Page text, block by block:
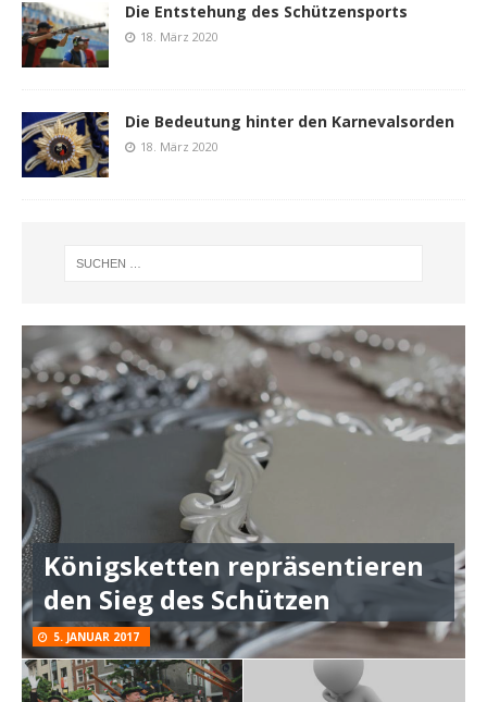
Die Entstehung des Schützensports
18. März 2020
Die Bedeutung hinter den Karnevalsorden
18. März 2020
Königsketten repräsentieren
den Sieg des Schützen
5. JANUAR 2017